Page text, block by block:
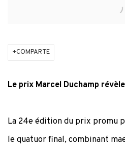
COMPARTE
Le prix Marcel Duchamp
La 24e édition du prix promu
le quatuor final, combinant